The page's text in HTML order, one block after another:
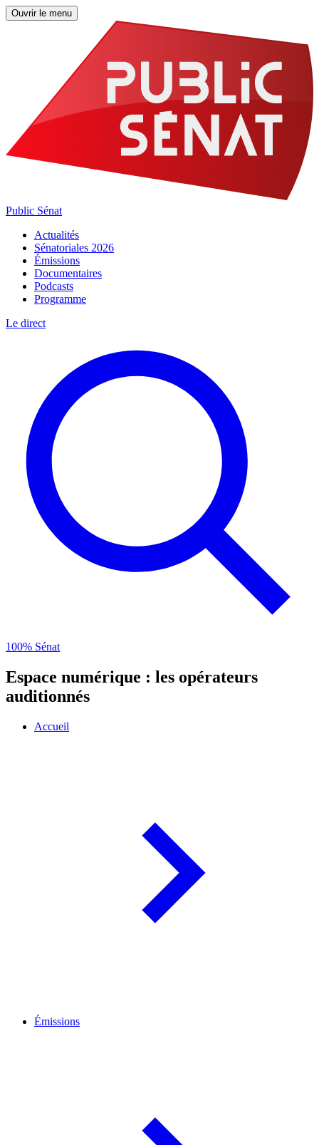
Ouvrir le menu
Public Sénat
Actualités
Sénatoriales 2026
Émissions
Documentaires
Podcasts
Programme
Le direct
100% Sénat
Espace numérique : les opérateurs
auditionnés
Accueil
Émissions